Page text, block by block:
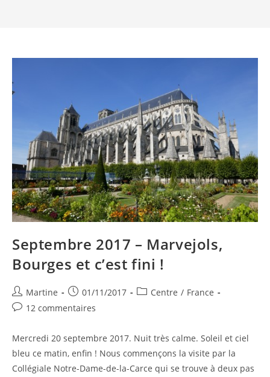
Septembre 2017 – Marvejols,
Bourges et c’est fini !
Auteur/autrice
de
Martine
Publication
publiée :
01/11/2017
PostCentre / France
Commentaires
la
publication :
12 commentaires
Mercredi 20 septembre 2017. Nuit très calme. Soleil et ciel
bleu ce matin, enfin ! Nous commençons la visite par la
Collégiale Notre-Dame-de-la-Carce qui se trouve à deux pas